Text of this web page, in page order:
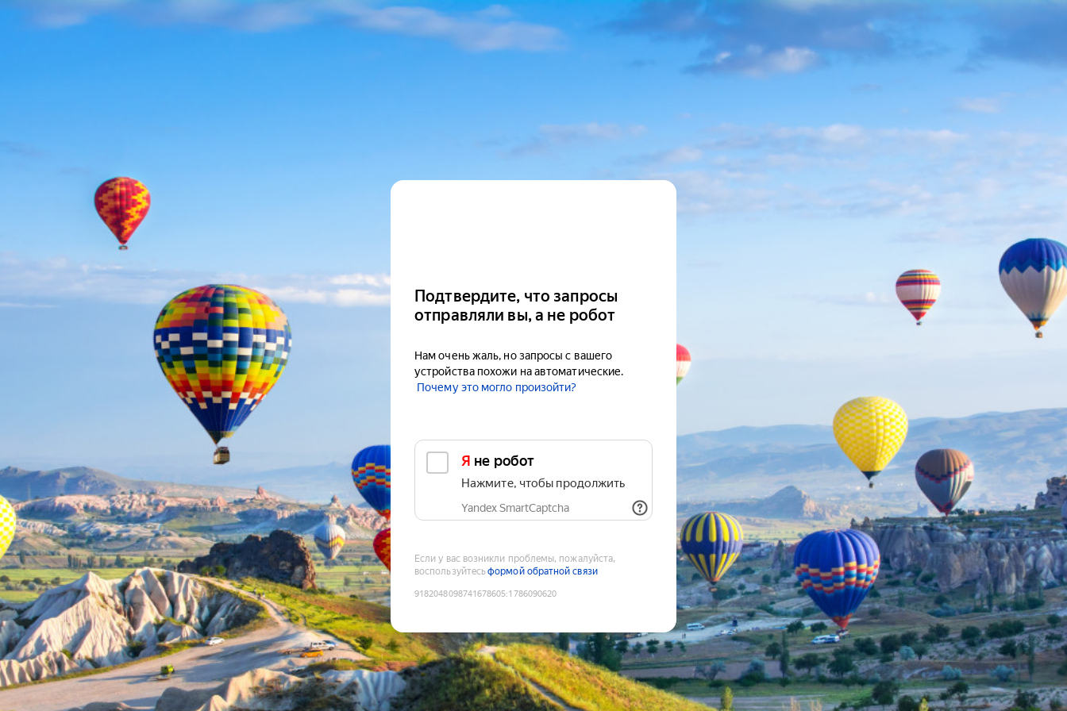
Подтвердите, что запросы
отправляли вы, а не робот
Нам очень жаль, но запросы с вашего
устройства похожи на автоматические.
Почему это могло произойти?
Я не робот
Нажмите, чтобы продолжить
Yandex SmartCaptcha
Если у вас возникли проблемы, пожалуйста,
воспользуйтесьформой обратной связи
9182048098741678605:1786090620